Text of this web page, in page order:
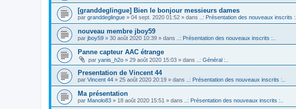
[granddeglingue] Bien le bonjour messieurs dames
par granddeglingue » 04 sept. 2020 01:52 » dans ..: Présentation des nouveaux inscrits :..
nouveau membre jboy59
par jboy59 » 30 août 2020 10:39 » dans ..: Présentation des nouveaux inscrits :..
Panne capteur AAC étrange
par yanis_h2o » 29 août 2020 15:03 » dans ..: Général :..
Presentation de Vincent 44
par Vincent 44 » 25 août 2020 20:19 » dans ..: Présentation des nouveaux inscrits :..
Ma présentation
par Manolo83 » 18 août 2020 15:51 » dans ..: Présentation des nouveaux inscrits :..